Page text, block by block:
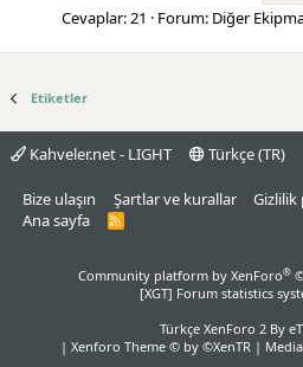
Cevaplar: 21 Forum: Diğer
Etiketler
Kahveler.net - LIGHT Türkçe (TR)
Bize ulaşın Şartlar ve kurallar Gizlilik
Ana sayfa
R
Community platform by XenForo®
[XGT] Forum statistics
Türkçe XenForo 2By
| Xenforo Theme© by ©XenTR|